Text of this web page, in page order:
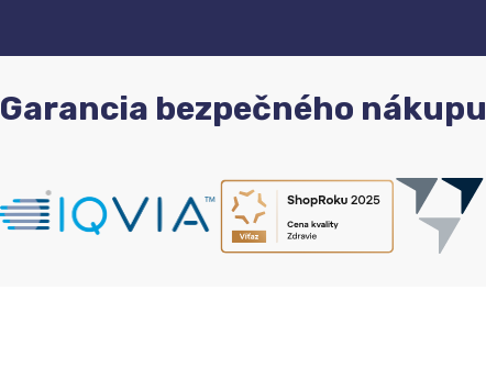
Garancia bezpečného nákupu